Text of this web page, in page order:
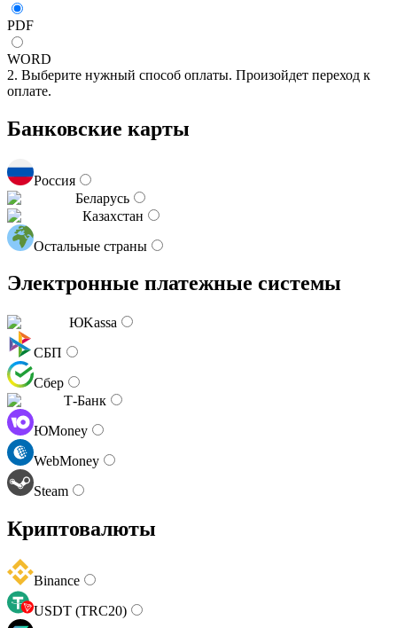
PDF
WORD
2. Выберите нужный способ оплаты. Произойдет переход к
оплате.
Банковские карты
Россия
Беларусь
Казахстан
Остальные страны
Электронные платежные системы
ЮKassa
СБП
Сбер
Т-Банк
ЮMoney
WebMoney
Steam
Криптовалюты
Binance
USDT (TRC20)